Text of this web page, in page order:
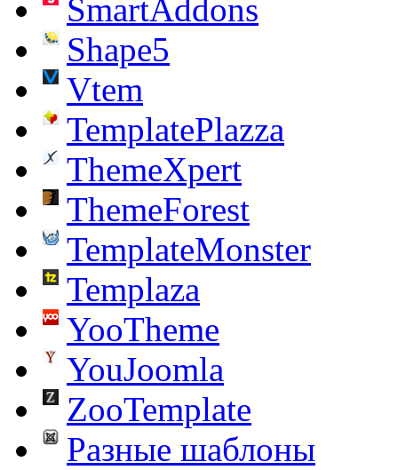
SmartAddons
Shape5
Vtem
TemplatePlazza
ThemeXpert
ThemeForest
TemplateMonster
Templaza
YooTheme
YouJoomla
ZooTemplate
Разные шаблоны